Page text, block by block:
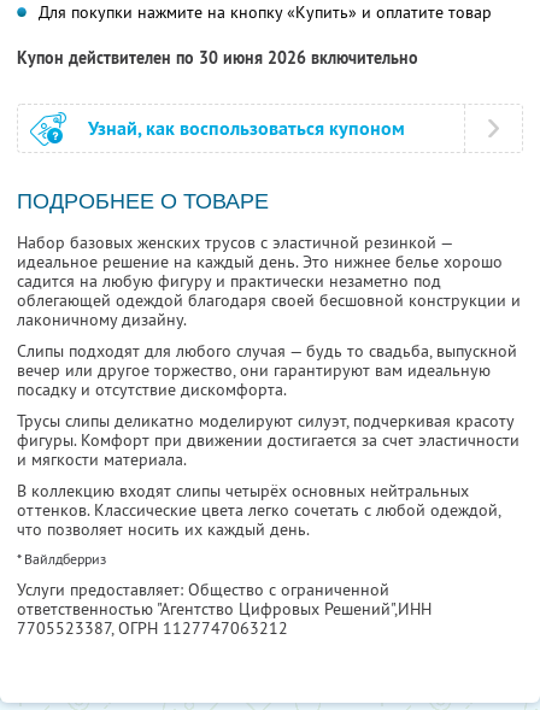
Для покупки нажмите на кнопку «Купить» и оплатите товар
Купон действителен по 30 июня 2026 включительно
Узнай, как воспользоваться купоном
ПОДРОБНЕЕ О ТОВАРЕ
Набор базовых женских трусов с эластичной резинкой —
идеальное решение на каждый день. Это нижнее белье хорошо
садится на любую фигуру и практически незаметно под
облегающей одеждой благодаря своей бесшовной конструкции и
лаконичному дизайну.
Слипы подходят для любого случая — будь то свадьба, выпускной
вечер или другое торжество, они гарантируют вам идеальную
посадку и отсутствие дискомфорта.
Трусы слипы деликатно моделируют силуэт, подчеркивая красоту
фигуры. Комфорт при движении достигается за счет эластичности
и мягкости материала.
В коллекцию входят слипы четырёх основных нейтральных
оттенков. Классические цвета легко сочетать с любой одеждой,
что позволяет носить их каждый день.
* Вайлдберриз
Услуги предоставляет: Общество с ограниченной
ответственностью "Агентство Цифровых Решений",ИНН
7705523387, ОГРН 1127747063212